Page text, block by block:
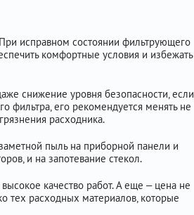
исправном состоянии фильтрующего
комфортные условия и избежать
снижение уровня безопасности, если
фильтра, его рекомендуется менять не
расходника.
пыль на приборной панели и
и на запотевание стекол.
качество работ. А еще – цена не
тех расходных материалов, которые